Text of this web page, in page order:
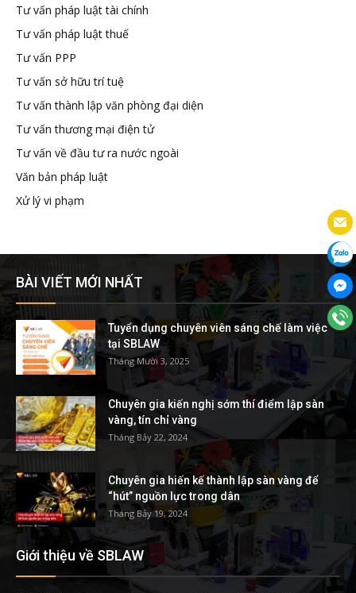
Tư vấn pháp luật tài chính
Tư vấn pháp luật thuế
Tư vấn PPP
Tư vấn sở hữu trí tuệ
Tư vấn thành lập văn phòng đại diện
Tư vấn thương mại điện tử
Tư vấn về đầu tư ra nước ngoài
Văn bản pháp luật
Xử lý vi phạm
BÀI VIẾT MỚI NHẤT
Tuyển dụng chuyên viên sáng chế làm việc
tại SBLAW
Tháng Mười 3, 2025
Chuyên gia kiến nghị sớm thí điểm lập sàn
vàng, tín chỉ vàng
Tháng Bảy 22, 2024
Chuyên gia hiến kế thành lập sàn vàng để
“hút” nguồn lực trong dân
Tháng Bảy 19, 2024
Giới thiệu về SBLAW